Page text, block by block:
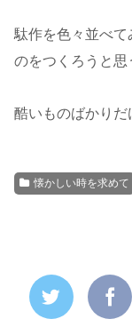
駄作を色々並べて
のをつくろうと思
酷いものばかりだ
懐かしい時を求めて